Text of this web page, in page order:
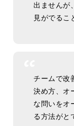
出ませんが
見がでるこ
チームで改
決め方、オ
な問いをオ
る方法がと